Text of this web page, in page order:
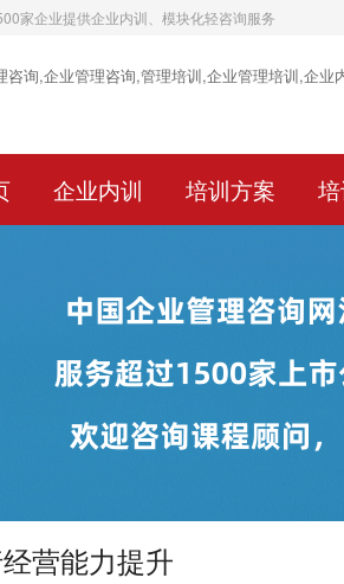
家企业提供企业内训、模块化轻咨询服务
企业内训 培训方案
营能力提升